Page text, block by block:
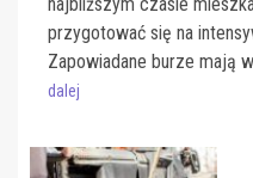
przygotować się na
Zapowiadane burze mają
dalej